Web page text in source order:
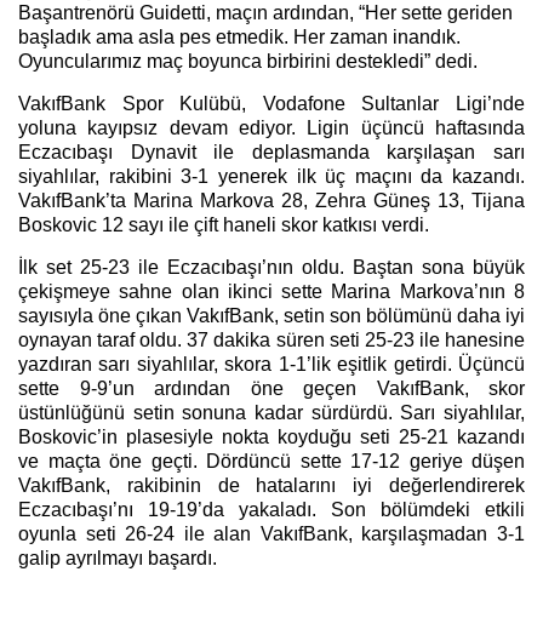
Başantrenörü Guidetti, maçın ardından, “Her sette geriden
başladık ama asla pes etmedik. Her zaman inandık.
Oyuncularımız maç boyunca birbirini destekledi” dedi.
VakıfBank Spor Kulübü, Vodafone Sultanlar Ligi’nde
yoluna kayıpsız devam ediyor. Ligin üçüncü haftasında
Eczacıbaşı Dynavit ile deplasmanda karşılaşan sarı
siyahlılar, rakibini 3-1 yenerek ilk üç maçını da kazandı.
VakıfBank’ta Marina Markova 28, Zehra Güneş 13, Tijana
Boskovic 12 sayı ile çift haneli skor katkısı verdi.
İlk set 25-23 ile Eczacıbaşı’nın oldu. Baştan sona büyük
çekişmeye sahne olan ikinci sette Marina Markova’nın 8
sayısıyla öne çıkan VakıfBank, setin son bölümünü daha iyi
oynayan taraf oldu. 37 dakika süren seti 25-23 ile hanesine
yazdıran sarı siyahlılar, skora 1-1’lik eşitlik getirdi. Üçüncü
sette 9-9’un ardından öne geçen VakıfBank, skor
üstünlüğünü setin sonuna kadar sürdürdü. Sarı siyahlılar,
Boskovic’in plasesiyle nokta koyduğu seti 25-21 kazandı
ve maçta öne geçti. Dördüncü sette 17-12 geriye düşen
VakıfBank, rakibinin de hatalarını iyi değerlendirerek
Eczacıbaşı’nı 19-19’da yakaladı. Son bölümdeki etkili
oyunla seti 26-24 ile alan VakıfBank, karşılaşmadan 3-1
galip ayrılmayı başardı.